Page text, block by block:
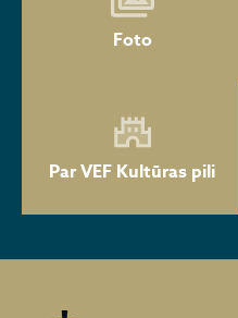
Foto
Par VEF Kultūras pili